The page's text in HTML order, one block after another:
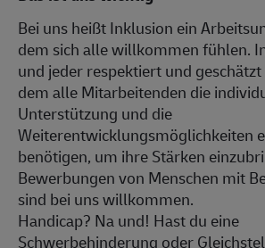
Bei uns heißt Inklusion ein
dem sich alle willkommen fühlen.
und jeder respektiert und
dem alle Mitarbeitenden die
Unterstützung und die
Weiterentwicklungsmöglichkeiten
benötigen, um ihre Stärken
Bewerbungen von Menschen mit
sind bei uns willkommen.
Handicap? Na und! Hast du eine
Schwerbehinderung oder